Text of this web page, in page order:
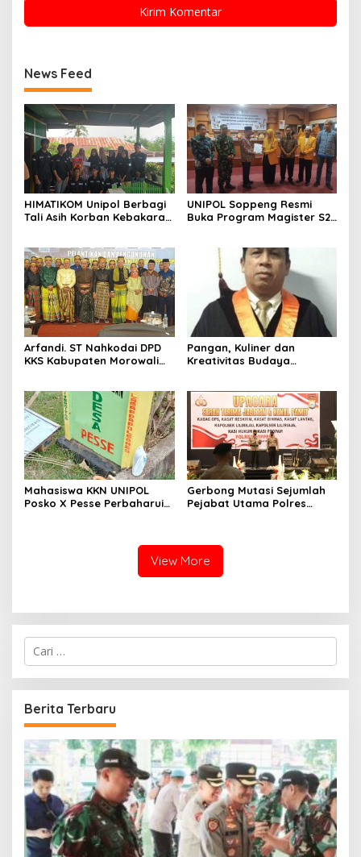
News Feed
HIMATIKOM Unipol Berbagi
Tali Asih Korban Kebakaran
UNIPOL Soppeng Resmi
Buka Program Magister S2
Arfandi. ST Nahkodai DPD
KKS Kabupaten Morowali
Pangan, Kuliner dan
Kreativitas Budaya
Mahasiswa KKN UNIPOL
Posko X Pesse Perbaharui
Gerbong Mutasi Sejumlah
Pejabat Utama Polres
View More
C
i
u
n
t
u
:
Berita Terbaru